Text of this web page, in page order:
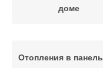
доме
Отопления в